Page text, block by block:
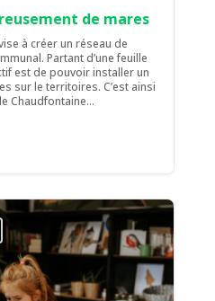
de mares
à créer un réseau de
Partant d’une feuille
est de pouvoir installer un
sur le territoires. C’est ainsi
Chaudfontaine...